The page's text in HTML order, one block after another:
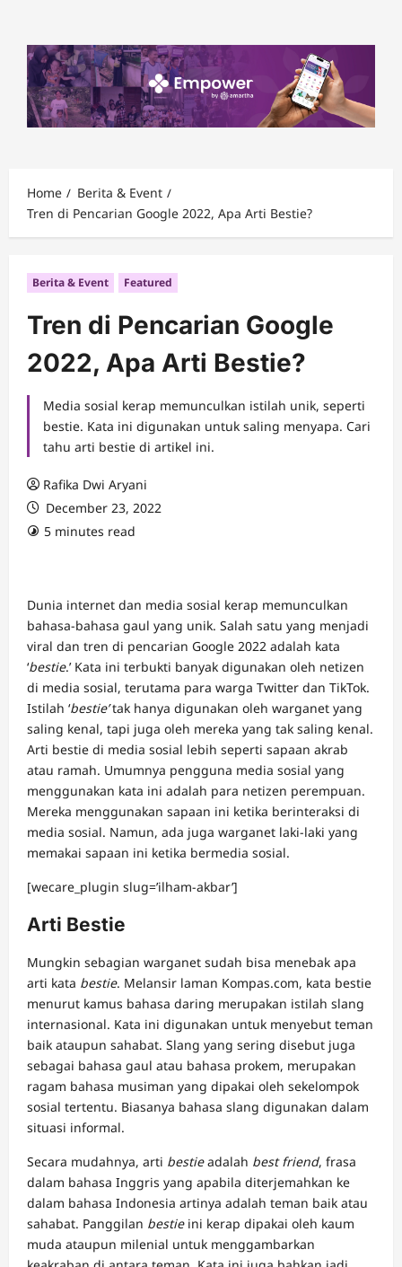
content
Home
Berita & Event
Tren di Pencarian Google 2022, Apa Arti Bestie?
Berita & Event Featured
Tren di Pencarian Google
2022, Apa Arti Bestie?
Media sosial kerap memunculkan istilah unik, seperti
bestie. Kata ini digunakan untuk saling menyapa. Cari
tahu arti bestie di artikel ini.
Rafika Dwi Aryani
December 23, 2022
5 minutes read
Dunia internet dan media sosial kerap memunculkan
bahasa-bahasa gaul yang unik. Salah satu yang menjadi
viral dan tren di pencarian Google 2022 adalah kata
‘bestie.’ Kata ini terbukti banyak digunakan oleh netizen
di media sosial, terutama para warga Twitter dan TikTok.
Istilah ‘bestie’tak hanya digunakan oleh warganet yang
saling kenal, tapi juga oleh mereka yang tak saling kenal.
Arti bestie di media sosial lebih seperti sapaan akrab
atau ramah. Umumnya pengguna media sosial yang
menggunakan kata ini adalah para netizen perempuan.
Mereka menggunakan sapaan ini ketika berinteraksi di
media sosial. Namun, ada juga warganet laki-laki yang
memakai sapaan ini ketika bermedia sosial.
[wecare_plugin slug=’ilham-akbar’]
Arti Bestie
Mungkin sebagian warganet sudah bisa menebak apa
arti kata bestie. Melansir laman Kompas.com, kata bestie
menurut kamus bahasa daring merupakan istilah slang
internasional. Kata ini digunakan untuk menyebut teman
baik ataupun sahabat. Slang yang sering disebut juga
sebagai bahasa gaul atau bahasa prokem, merupakan
ragam bahasa musiman yang dipakai oleh sekelompok
sosial tertentu. Biasanya bahasa slang digunakan dalam
situasi informal.
Secara mudahnya, arti bestieadalah best friend, frasa
dalam bahasa Inggris yang apabila diterjemahkan ke
dalam bahasa Indonesia artinya adalah teman baik atau
sahabat. Panggilan bestieini kerap dipakai oleh kaum
muda ataupun milenial untuk menggambarkan